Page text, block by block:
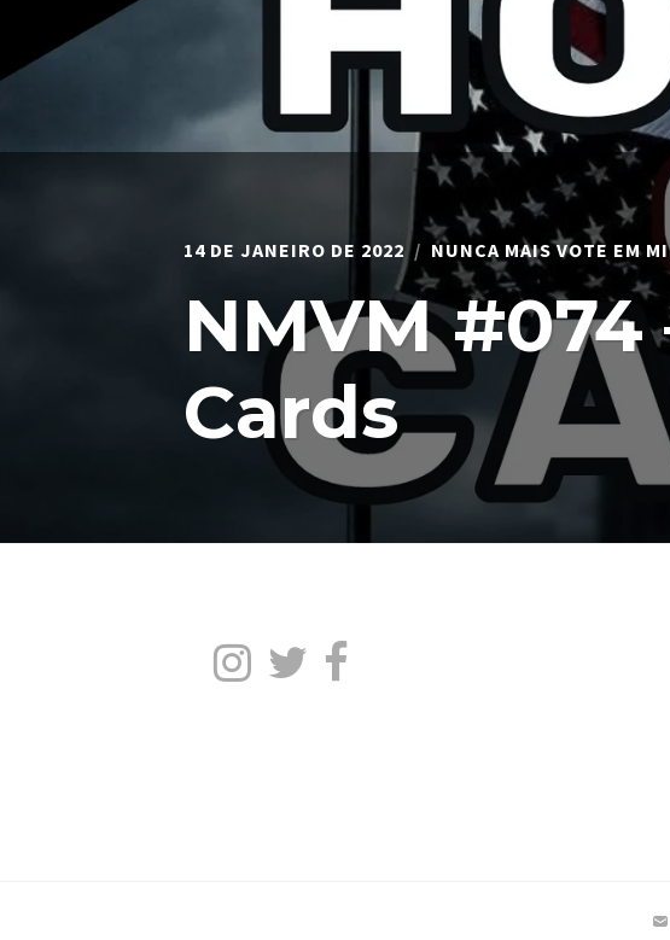
14 DE JANEIRO DE 2022 NUNCA MAIS VOTE EM
NMVM #074
Cards